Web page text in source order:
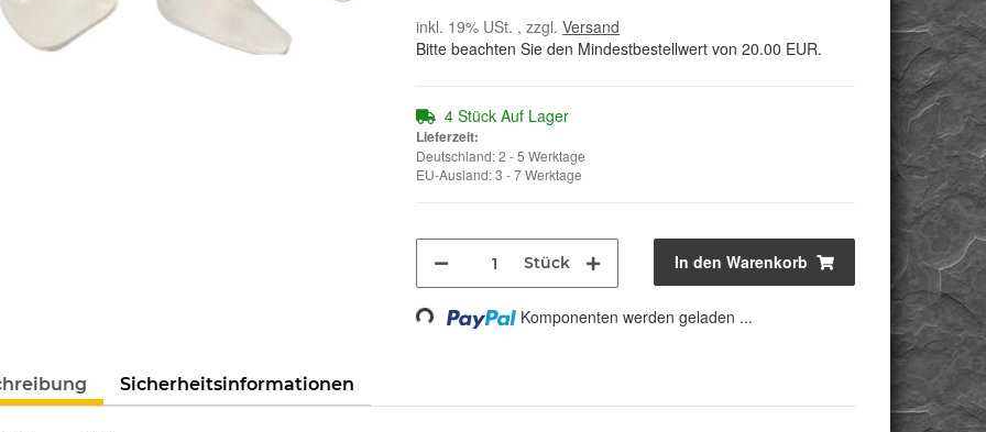
inkl. 19% USt. , zzgl.Versand
Bitte beachten Sie den Mindestbestellwert von 20.00 EUR.
4 Stück Auf Lager
Lieferzeit:
Deutschland: 2 - 5 Werktage
EU-Ausland: 3 - 7 Werktage
Stück In den Warenkorb
Loading... Komponenten werden geladen ...
Sicherheitsinformationen